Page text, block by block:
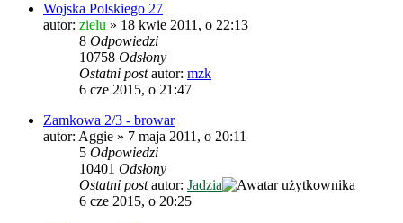
Wojska Polskiego 27
autor: zielu » 18 kwie 2011, o 22:13
8 Odpowiedzi
10758 Odsłony
Ostatni postautor: mzk
6 cze 2015, o 21:47
Zamkowa 2/3 - browar
autor: Aggie » 7 maja 2011, o 20:11
5 Odpowiedzi
10401 Odsłony
Ostatni postautor: Jadzia
6 cze 2015, o 20:25